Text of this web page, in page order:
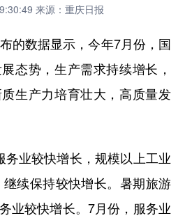
来源：重庆日报
数据显示，今年7月份，国
态势，生产需求持续增长，
生产力培育壮大，高质量发
业较快增长，规模以上工业
续保持较快增长。暑期旅游
业较快增长。7月份，服务业